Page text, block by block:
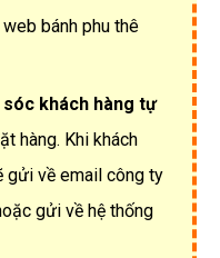
bánh phu thê
sóc khách hàng tự
hàng. Khi khách
gửi về email công ty
gửi về hệ thống